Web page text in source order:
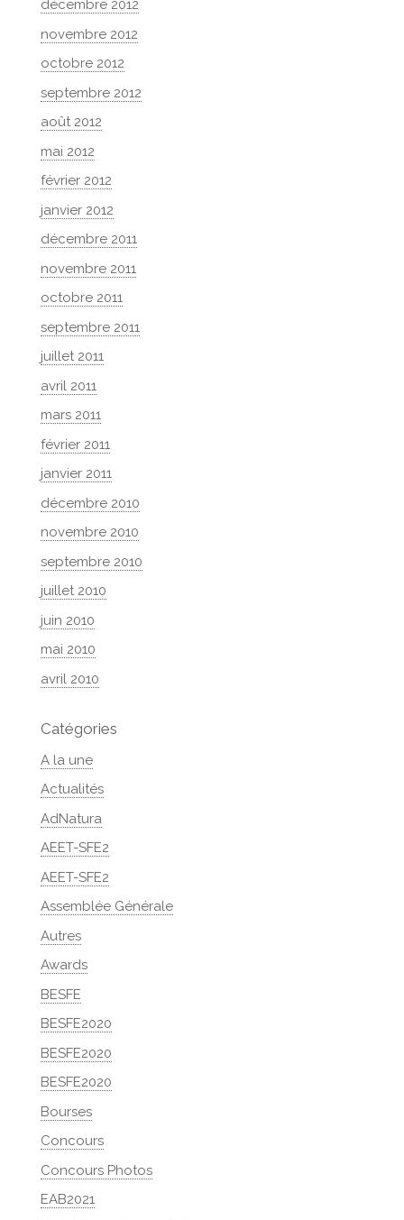
décembre 2012
novembre 2012
octobre 2012
septembre 2012
août 2012
mai 2012
février 2012
janvier 2012
décembre 2011
novembre 2011
octobre 2011
septembre 2011
juillet 2011
avril 2011
mars 2011
février 2011
janvier 2011
décembre 2010
novembre 2010
septembre 2010
juillet 2010
juin 2010
mai 2010
avril 2010
Catégories
A la une
Actualités
AdNatura
AEET-SFE2
AEET-SFE2
Assemblée Générale
Autres
Awards
BESFE
BESFE2020
BESFE2020
BESFE2020
Bourses
Concours
Concours Photos
EAB2021